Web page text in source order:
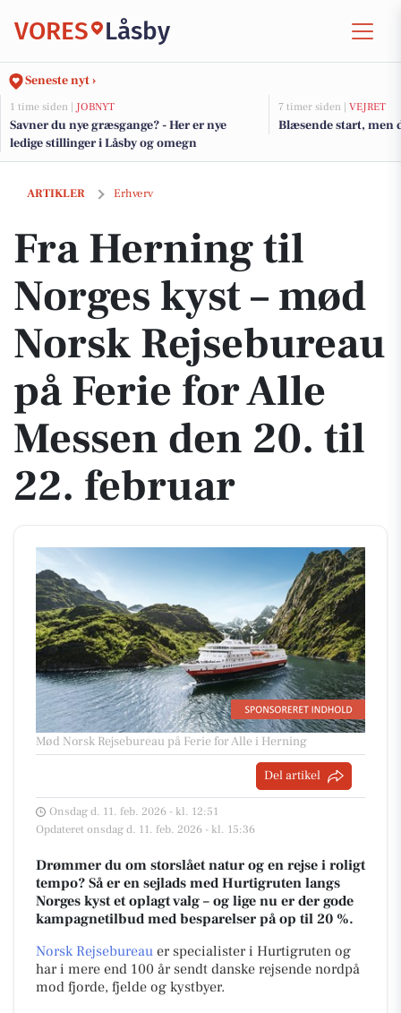
VORES Låsby
Seneste nyt ›
1 time siden | JOBNYT
Savner du nye græsgange? - Her er nye
ledige stillinger i Låsby og omegn
7 timer siden | VEJRET
Blæsende start, men
ARTIKLER Erhverv
Fra Herning til Norges kyst – mød Norsk Rejsebureau på Ferie for
Fra Herning til
Norges kyst – mød
Norsk Rejsebureau
på Ferie for Alle
Messen den 20. til
22. februar
Mød Norsk Rejsebureau på Ferie for Alle i Herning
Del artikel
Onsdag d. 11. feb. 2026 - kl. 12:51
Opdateret onsdag d. 11. feb. 2026 - kl. 15:36
Drømmer du om storslået natur og en rejse i roligt
tempo? Så er en sejlads med Hurtigruten langs
Norges kyst et oplagt valg – og lige nu er der gode
kampagnetilbud med besparelser på op til 20 %.
Norsk Rejsebureau er specialister i Hurtigruten og
har i mere end 100 år sendt danske rejsende nordpå
mod fjorde, fjelde og kystbyer.